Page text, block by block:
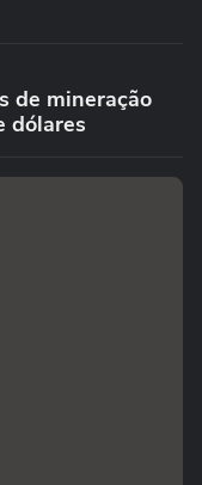
de mineração
dólares